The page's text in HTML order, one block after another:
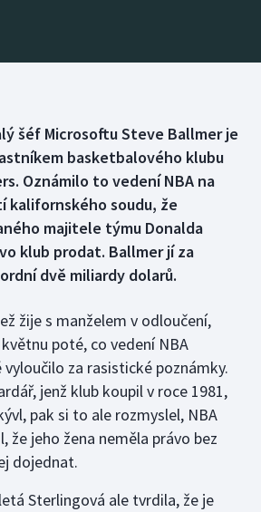
šéf Microsoftu Steve Ballmer je
basketbalového klubu
Oznámilo to vedení NBA na
kalifornského soudu, že
majitele týmu Donalda
klub prodat. Ballmer jí za
dvě miliardy dolarů.
žije s manželem v odloučení,
poté, co vedení NBA
za rasistické poznámky.
jenž klub koupil v roce 1981,
pak si to ale rozmyslel, NBA
že jeho žena neměla právo bez
dojednat.
Sterlingová ale tvrdila, že je